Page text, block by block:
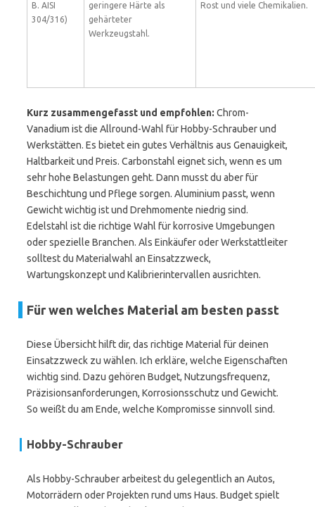
B. AISI
304/316)
geringere Härte als
gehärteter
Werkzeugstahl.
Rost und viele Chemikalien.
Kurz zusammengefasst und empfohlen: Chrom-
Vanadium ist die Allround-Wahl für Hobby-Schrauber und
Werkstätten. Es bietet ein gutes Verhältnis aus Genauigkeit,
Haltbarkeit und Preis. Carbonstahl eignet sich, wenn es um
sehr hohe Belastungen geht. Dann musst du aber für
Beschichtung und Pflege sorgen. Aluminium passt, wenn
Gewicht wichtig ist und Drehmomente niedrig sind.
Edelstahl ist die richtige Wahl für korrosive Umgebungen
oder spezielle Branchen. Als Einkäufer oder Werkstattleiter
solltest du Materialwahl an Einsatzzweck,
Wartungskonzept und Kalibrierintervallen ausrichten.
Für wen welches Material am besten passt
Diese Übersicht hilft dir, das richtige Material für deinen
Einsatzzweck zu wählen. Ich erkläre, welche Eigenschaften
wichtig sind. Dazu gehören Budget, Nutzungsfrequenz,
Präzisionsanforderungen, Korrosionsschutz und Gewicht.
So weißt du am Ende, welche Kompromisse sinnvoll sind.
Hobby-Schrauber
Als Hobby-Schrauber arbeitest du gelegentlich an Autos,
Motorrädern oder Projekten rund ums Haus. Budget spielt